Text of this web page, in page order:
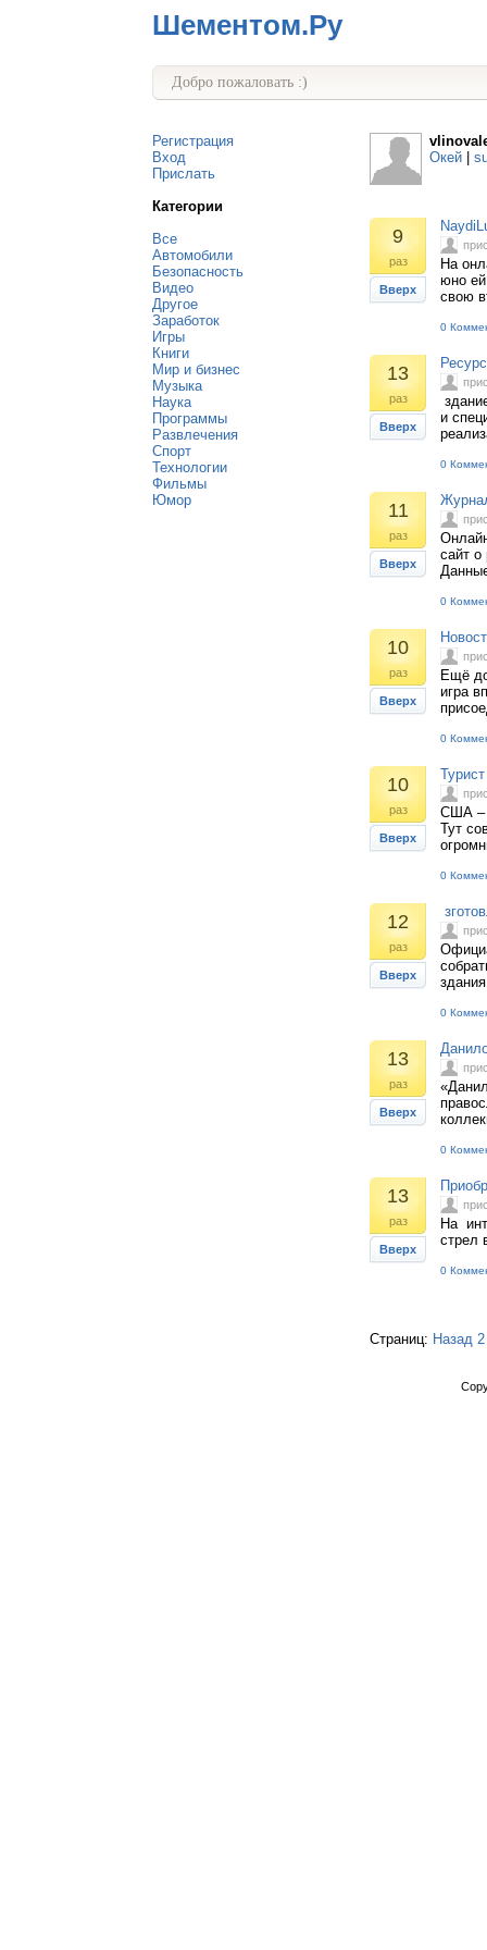
Шементом.Ру
Добро пожаловать :)
Регистрация
Вход
Прислать
Категории
Все
Автомобили
Безопасность
Видео
Другое
Заработок
Игры
Книги
Мир и бизнес
Музыка
Наука
Программы
Развлечения
Спорт
Технологии
Фильмы
Юмор
Окей
9
раз
Вверх
На
юно ей
свою
0
13
раз
Вверх
и
0
11
раз
Вверх
сайт о
0
10
раз
Вверх
Ещё
игра
0
10
раз
Вверх
США –
Тут
0
12
раз
Вверх
0
13
раз
Вверх
0
13
раз
Вверх
На
стрел
0
Страниц: Назад 2